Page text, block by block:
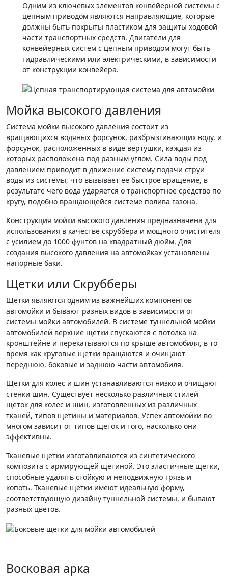
Одним из ключевых элементов конвейерной системы с
цепным приводом являются направляющие, которые
должны быть покрыты пластиком для защиты ходовой
части транспортных средств. Двигатели для
конвейерных систем с цепным приводом могут быть
гидравлическими или электрическими, в зависимости
от конструкции конвейера.
Мойка высокого давления
Система мойки высокого давления состоит из
вращающихся водяных форсунок, разбрызгивающих воду, и
форсунок, расположенных в виде вертушки, каждая из
которых расположена под разным углом. Сила воды под
давлением приводит в движение систему подачи струи
воды из системы, что вызывает ее быстрое вращение, в
результате чего вода ударяется о транспортное средство по
кругу, подобно вращающейся системе полива газона.
Конструкция мойки высокого давления предназначена для
использования в качестве скруббера и мощного очистителя
с усилием до 1000 фунтов на квадратный дюйм. Для
создания высокого давления на автомойках установлены
напорные баки.
Щетки или Скрубберы
Щетки являются одним из важнейших компонентов
автомойки и бывают разных видов в зависимости от
системы мойки автомобилей. В системе туннельной мойки
автомобилей верхние щетки спускаются с потолка на
кронштейне и перекатываются по крыше автомобиля, в то
время как круговые щетки вращаются и очищают
переднюю, боковые и заднюю части автомобиля.
Щетки для колес и шин устанавливаются низко и очищают
стенки шин. Существует несколько различных стилей
щеток для колес и шин, изготовленных из различных
тканей, типов щетины и материалов. Успех автомойки во
многом зависит от типов щеток и того, насколько они
эффективны.
Тканевые щетки изготавливаются из синтетического
композита с армирующей щетиной. Это эластичные щетки,
способные удалять стойкую и неподвижную грязь и
копоть. Тканевые щетки имеют идеальную форму,
соответствующую дизайну туннельной системы, и бывают
разных цветов.
Восковая арка